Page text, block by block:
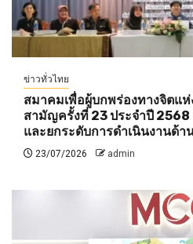
ข่าวทั่วไทย
สมาคมเพื่อผู้บกพร่องทางจิตแห่
สามัญครั้งที่ 23 ประจำปี
และยกระดับการดำเนินงานด้
23/07/2026 admin